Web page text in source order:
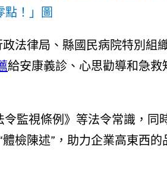
點！」圖
法律局、縣國民病院特別組
給安康義診、心思勸導和急救
監視條例》等法令常識，同
檢陳述”，助力企業高東西